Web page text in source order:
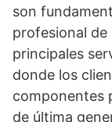
son
profesional de
principales
donde los
componentes
de última